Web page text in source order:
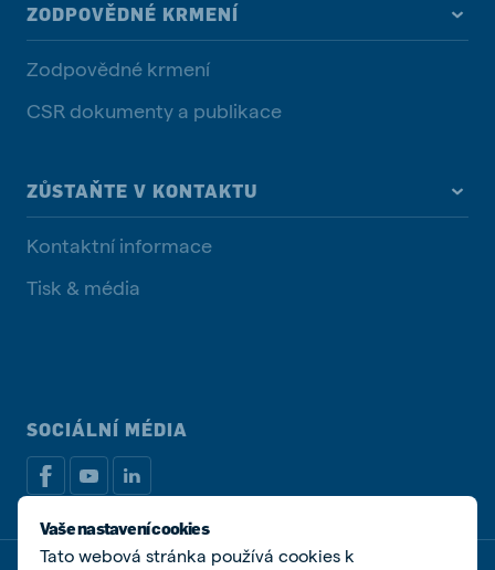
ZODPOVĚDNÉ KRMENÍ
Zodpovědné krmení
CSR dokumenty a publikace
ZŮSTAŇTE V KONTAKTU
Kontaktní informace
Tisk & média
SOCIÁLNÍ MÉDIA
Vaše nastavení cookies
Tato webová stránka používá cookies k